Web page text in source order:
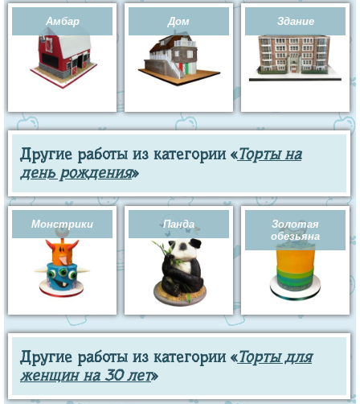
Амбар Дом Здание
Другие работы из категории «Торты на
день рождения»
Монстрики Панда
Золотая
обезьяна
Другие работы из категории «Торты для
женщин на 30 лет»